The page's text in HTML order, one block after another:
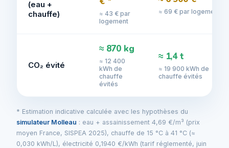
(eau +
chauffe)
≈ 43 € par
logement
≈ 69 € par logement
CO₂ évité
≈ 870 kg
≈ 12 400
kWh de
chauffe
évités
≈ 1,4 t
≈ 19 900 kWh de
chauffe évités
* Estimation indicative calculée avec les hypothèses du
simulateur Molleau : eau + assainissement 4,69 €/m³ (prix
moyen France, SISPEA 2025), chauffe de 15 °C à 41 °C (≈
0,030 kWh/L), électricité 0,1940 €/kWh (tarif réglementé, juin